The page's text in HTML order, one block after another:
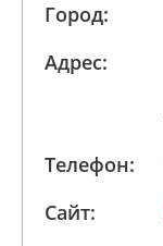
Город:
Адрес:
Телефон:
Сайт: